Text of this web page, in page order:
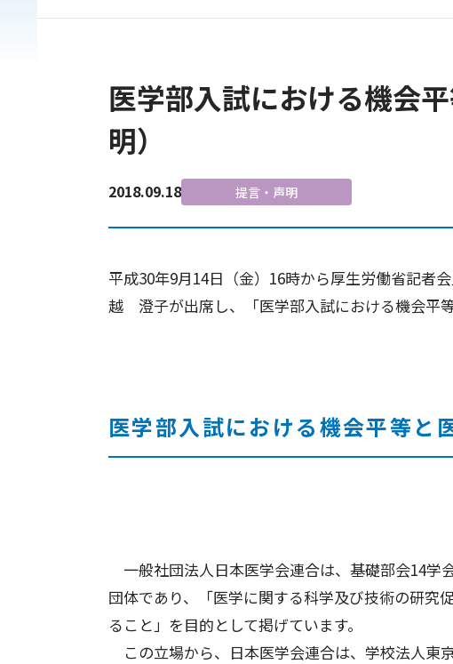
医学部入試における機会
明）
2018.09.18 提言・声明
平成30年9月14日（金）16時から厚生労働省記者
越 澄子が出席し、「医学部入試における機会平
医学部入試における機会平等と
一般社団法人日本医学会連合は、基礎部会14学
団体であり、「医学に関する科学及び技術の研究
ること」を目的として掲げています。
この立場から、日本医学会連合は、学校法人東